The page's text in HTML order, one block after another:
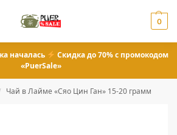
0
началась
Скидка до 70% с промокодом
«PuerSale»
Чай в Лайме «Сяо Цин Ган» 15-20 грамм